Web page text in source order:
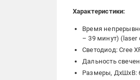
Характеристики:
Время
– 39 минут)
Светодиод: Cree
Дальность
Размеры, ДхШхВ: